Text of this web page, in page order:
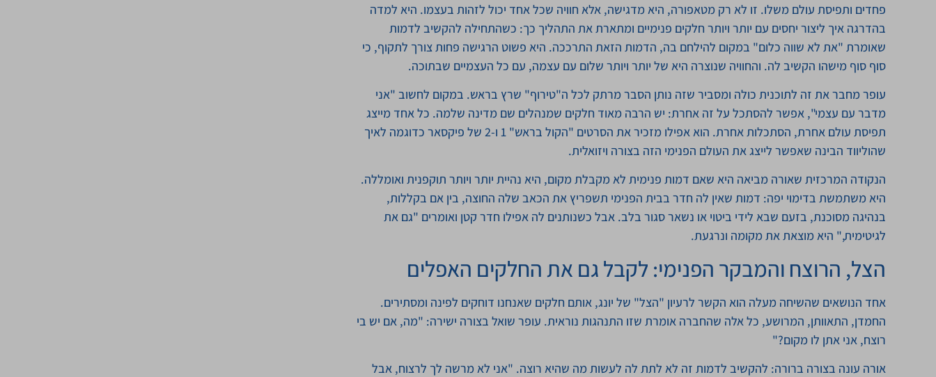
פחדים ותפיסת עולם משלו. זו לא רק מטאפורה, היא מדגישה, אלא חוויה שכל אחד יכול לזהות בעצמו. היא למדה
בהדרגה איך ליצור יחסים עם יותר ויותר חלקים פנימיים ומתארת את התהליך כך: כשהתחילה להקשיב לדמות
שאומרת "את לא שווה כלום" במקום להילחם בה, הדמות הזאת התרככה. היא פשוט הרגישה פחות צורך לתקוף, כי
סוף סוף מישהו הקשיב לה. והחוויה שנוצרה היא של יותר ויותר שלום עם עצמה, עם כל העצמיים שבתוכה.
עופר מחבר את זה לתוכנית כולה ומסביר שזה נותן הסבר מרתק לכל ה"טירוף" שרץ בראש. במקום לחשוב "אני
מדבר עם עצמי", אפשר להסתכל על זה אחרת: יש הרבה מאוד חלקים שמנהלים שם מדינה שלמה. כל אחד מייצג
תפיסת עולם אחרת, הסתכלות אחרת. הוא אפילו מזכיר את הסרטים "הקול בראש" 1 ו-2 של פיקסאר כדוגמה לאיך
שהוליווד הבינה שאפשר לייצג את העולם הפנימי הזה בצורה ויזואלית.
הנקודה המרכזית שאורה מביאה היא שאם דמות פנימית לא מקבלת מקום, היא נהיית יותר ויותר תוקפנית ואומללה.
היא משתמשת בדימוי יפה: דמות שאין לה חדר בבית הפנימי תשפריץ את הכאב שלה החוצה, בין אם בקללות,
בנהיגה מסוכנת, בזעם שבא לידי ביטוי או נשאר סגור בלב. אבל כשנותנים לה אפילו חדר קטן ואומרים "גם את
לגיטימית," היא מוצאת את מקומה ונרגעת.
הצל, הרוצח והמבקר הפנימי: לקבל גם את החלקים האפלים
אחד הנושאים שהשיחה מעלה הוא הקשר לרעיון "הצל" של יונג, אותם חלקים שאנחנו דוחקים לפינה ומסתירים.
החמדן, התאוותן, המרושע, כל אלה שהחברה אומרת שזו התנהגות נוראית. עופר שואל בצורה ישירה: "מה, אם יש בי
רוצח, אני אתן לו מקום?"
אורה עונה בצורה ברורה: להקשיב לדמות זה לא לתת לה לעשות מה שהיא רוצה. "אני לא מרשה לך לרצוח, אבל